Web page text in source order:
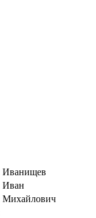
Иванищев
Иван
Михайлович